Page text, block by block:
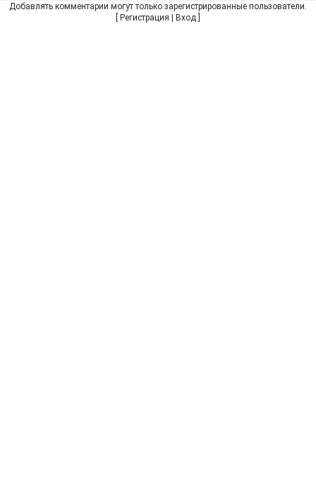
Добавлять комментарии могут только зарегистрированные пользователи.
Регистрация | Вход